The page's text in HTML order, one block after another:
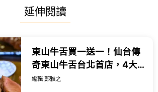
延伸閱讀
東山牛舌買一送一！仙台傳
奇東山牛舌台北首店，4大
優惠 菜單全看。
編輯 鄭雅之